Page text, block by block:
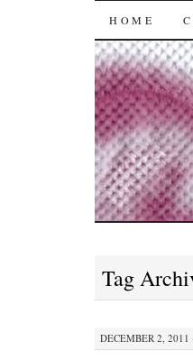
SKIP
TO
HOME
Tag
DECEMBER 2, 2011